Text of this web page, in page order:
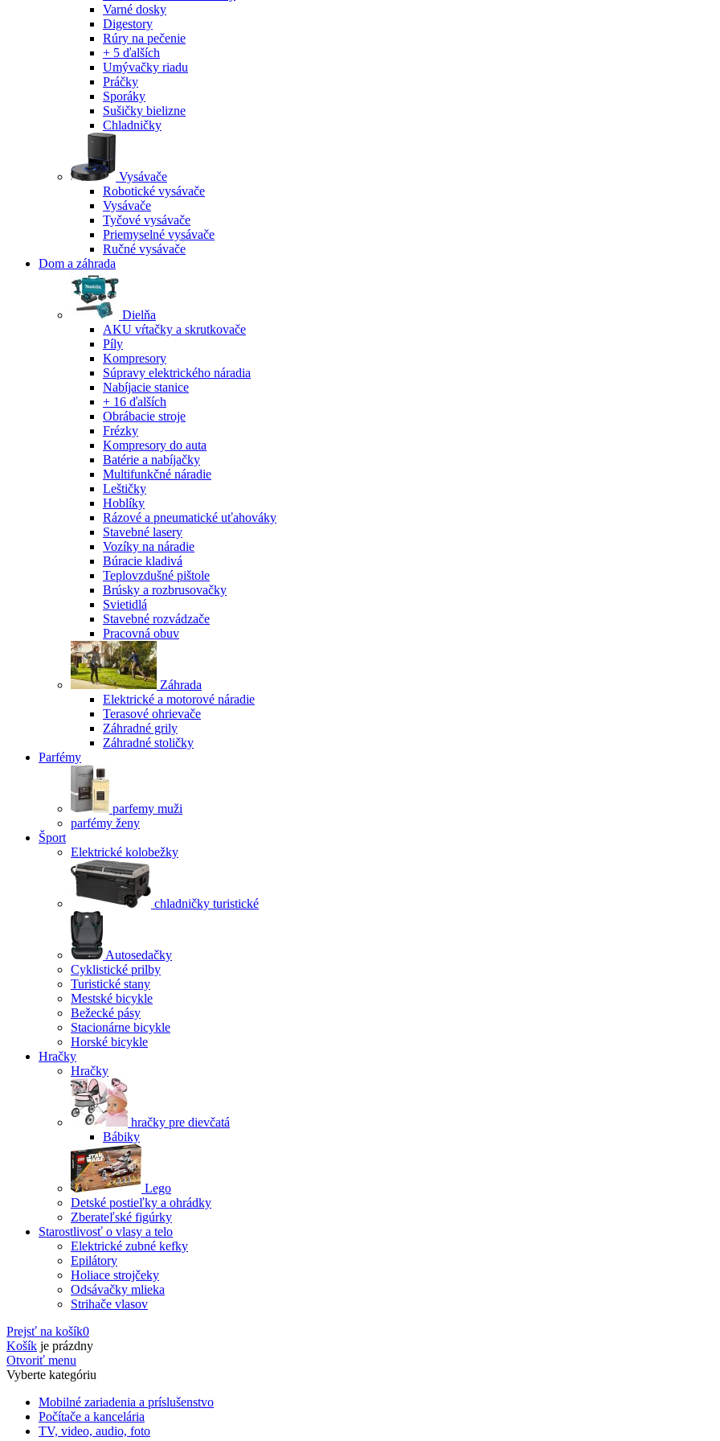
Varné dosky
Digestory
Rúry na pečenie
+ 5 ďalších
Umývačky riadu
Práčky
Sporáky
Sušičky bielizne
Chladničky
Vysávače
Robotické vysávače
Vysávače
Tyčové vysávače
Priemyselné vysávače
Ručné vysávače
Dom a záhrada
Dielňa
AKU vŕtačky a skrutkovače
Píly
Kompresory
Súpravy elektrického náradia
Nabíjacie stanice
+ 16 ďalších
Obrábacie stroje
Frézky
Kompresory do auta
Batérie a nabíjačky
Multifunkčné náradie
Leštičky
Hoblíky
Rázové a pneumatické uťahováky
Stavebné lasery
Vozíky na náradie
Búracie kladivá
Teplovzdušné pištole
Brúsky a rozbrusovačky
Svietidlá
Stavebné rozvádzače
Pracovná obuv
Záhrada
Elektrické a motorové náradie
Terasové ohrievače
Záhradné grily
Záhradné stoličky
Parfémy
parfemy muži
parfémy ženy
Šport
Elektrické kolobežky
chladničky turistické
Autosedačky
Cyklistické prilby
Turistické stany
Mestské bicykle
Bežecké pásy
Stacionárne bicykle
Horské bicykle
Hračky
Hračky
hračky pre dievčatá
Bábiky
Lego
Detské postieľky a ohrádky
Zberateľské figúrky
Starostlivosť o vlasy a telo
Elektrické zubné kefky
Epilátory
Holiace strojčeky
Odsávačky mlieka
Strihače vlasov
Prejsť na košík0
Košík je prázdny
Otvoriť menu
Vyberte kategóriu
Mobilné zariadenia a príslušenstvo
Počítače a kancelária
TV, video, audio, foto